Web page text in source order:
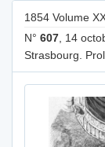
1854 Volume
N° 607 , 14
Strasbourg.